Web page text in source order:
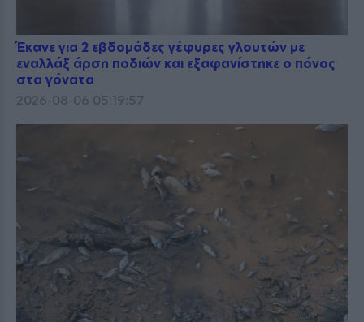
Έκανε για 2 εβδομάδες γέφυρες γλουτών με
εναλλάξ άρση ποδιών και εξαφανίστηκε ο πόνος
στα γόνατα
2026-08-06 05:19:57